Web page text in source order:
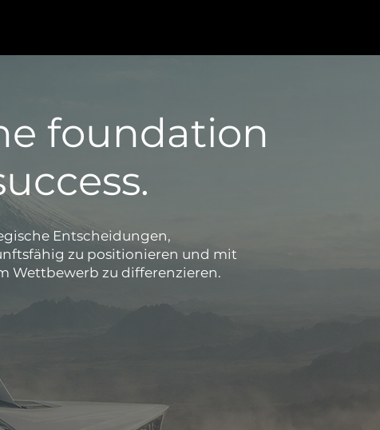
foundation
Entscheidungen,
zu positionieren und mit
Wettbewerb zu differenzieren.